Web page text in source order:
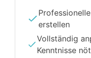
erstellen
Vollständig
Kenntnisse